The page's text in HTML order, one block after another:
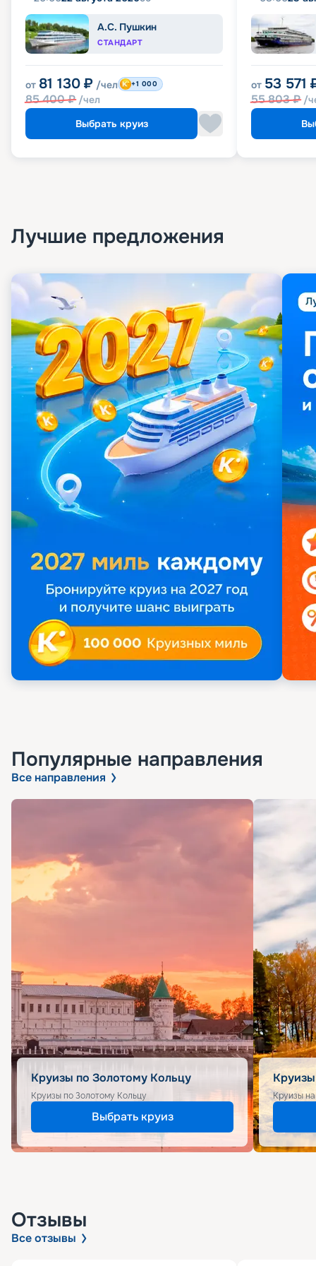
А.С. Пушкин
СТАНДАРТ
от 81 130 ₽ /чел
85 400₽ /чел
+1 000
Выбрать круиз
от 53 571
55 803₽ /
Лучшие предложения
Популярные направления
Все направления
Круизы по Золотому Кольцу
Круизы по Золотому Кольцу
Выбрать круиз
Круизы
Отзывы
Все отзывы